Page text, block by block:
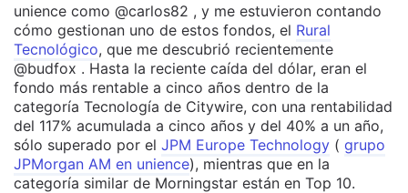
unience como @carlos82 , y me estuvieron contando
cómo gestionan uno de estos fondos, el Rural
Tecnológico, que me descubrió recientemente
@budfox . Hasta la reciente caída del dólar, eran el
fondo más rentable a cinco años dentro de la
categoría Tecnología de Citywire, con una rentabilidad
del 117% acumulada a cinco años y del 40% a un año,
sólo superado por el JPM Europe Technology ( grupo
JPMorgan AM en unience), mientras que en la
categoría similar de Morningstar están en Top 10.